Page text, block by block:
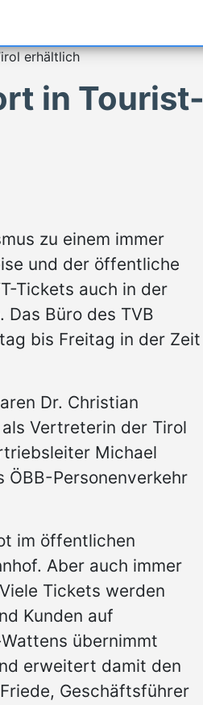
erhältlich
in Tourist-
zu einem immer
und der öffentliche
Tickets auch in der
Büro des TVB
bis Freitag in der Zeit
Dr. Christian
Vertreterin der Tirol
Michael
ÖBB-Personenverkehr
im öffentlichen
Aber auch immer
Tickets werden
Kunden auf
übernimmt
erweitert damit den
Geschäftsführer